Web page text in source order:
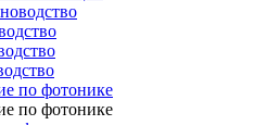
по фотонике
по фотонике